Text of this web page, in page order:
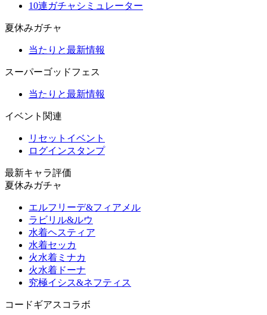
10連ガチャシミュレーター
夏休みガチャ
当たりと最新情報
スーパーゴッドフェス
当たりと最新情報
イベント関連
リセットイベント
ログインスタンプ
最新キャラ評価
夏休みガチャ
エルフリーデ&フィアメル
ラビリル&ルウ
水着ヘスティア
水着セッカ
火水着ミナカ
火水着ドーナ
究極イシス&ネフティス
コードギアスコラボ